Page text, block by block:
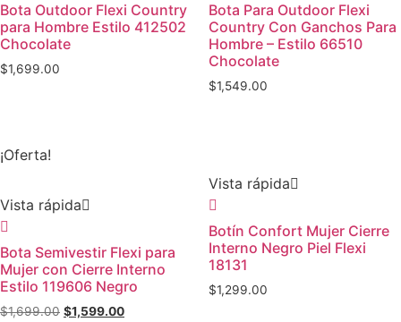
Bota Outdoor Flexi Country
para Hombre Estilo 412502
Chocolate
$1,699.00
Bota Para Outdoor Flexi
Country Con Ganchos Para
Hombre – Estilo 66510
Chocolate
$1,549.00
¡Oferta!
Vista rápida
Bota Semivestir Flexi para
Mujer con Cierre Interno
Estilo 119606 Negro
$1,699.00 $1,599.00
Vista rápida
Botín Confort Mujer Cierre
Interno Negro Piel Flexi
18131
$1,299.00